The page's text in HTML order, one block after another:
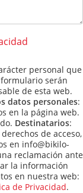
personal que
serán
de esta web.
datos personales:
en la página web.
Destinatarios:
de acceso,
en info@bikilo-
reclamación ante
la información
en nuestra web:
de Privacidad.